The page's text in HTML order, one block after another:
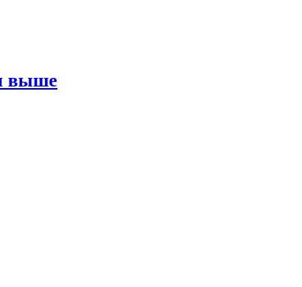
выше